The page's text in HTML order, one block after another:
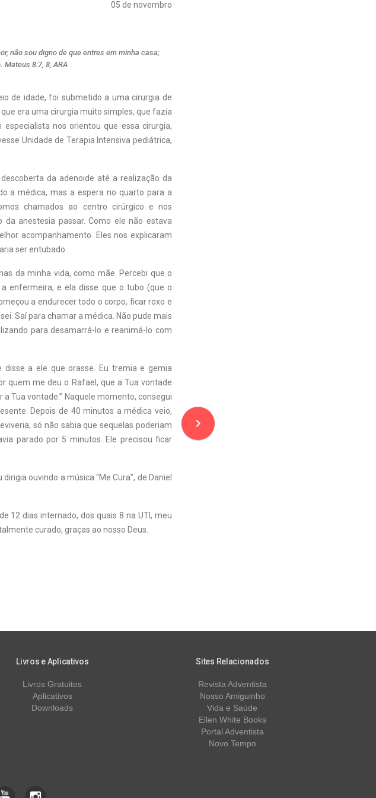
05 de novembro
não sou digno de que entres em minha casa;
Mateus 8:7, 8, ARA
de idade, foi submetido a uma cirurgia de
era uma cirurgia muito simples, que fazia
nos orientou que essa cirurgia,
Unidade de Terapia Intensiva pediátrica,
da adenoide até a realização da
a médica, mas a espera no quarto para a
chamados ao centro cirúrgico e nos
anestesia passar. Como ele não estava
acompanhamento. Eles nos explicaram
ser entubado.
da minha vida, como mãe. Percebi que o
enfermeira, e ela disse que o tubo (que o
a endurecer todo o corpo, ficar roxo e
Saí para chamar a médica. Não pude mais
para desamarrá-lo e reanimá-lo com
disse a ele que orasse. Eu tremia e gemia
quem me deu o Rafael, que a Tua vontade
Tua vontade.” Naquele momento, consegui
Depois de 40 minutos a médica veio,
só não sabia que sequelas poderiam
parado por 5 minutos. Ele precisou ficar
ouvindo a música “Me Cura”, de Daniel
12 dias internado, dos quais 8 na UTI, meu
curado, graças ao nosso Deus.
navigate_next
Livros e Aplicativos
Livros Gratuitos
Aplicativos
Downloads
Sites Relacionados
Revista Adventista
Nosso Amiguinho
Vida e Saúde
Ellen White Books
Portal Adventista
Novo Tempo